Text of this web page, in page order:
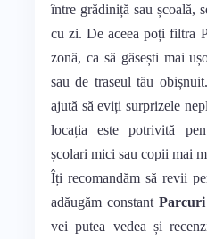
între grădiniță sau școală,
cu zi. De aceea poți filtra
zonă, ca să găsești mai
sau de traseul tău
ajută să eviți surprizele
locația este potrivită
școlari mici sau copii mai
Îți recomandăm să revii
adăugăm constant
vei putea vedea și